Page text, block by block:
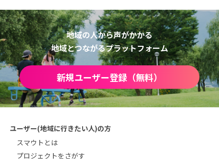
地域の人から声がかかる
地域とつながるプラットフォーム
新規ユーザー登録（無料）
ユーザー(地域に行きたい人)の方
スマウトとは
プロジェクトをさがす